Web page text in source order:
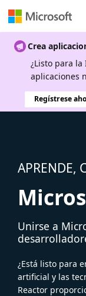
Crea
¿Listo para la
aplicaciones
Regístrese
APRENDE,
Unirse a
¿Está listo para
artificial y las
Reactor